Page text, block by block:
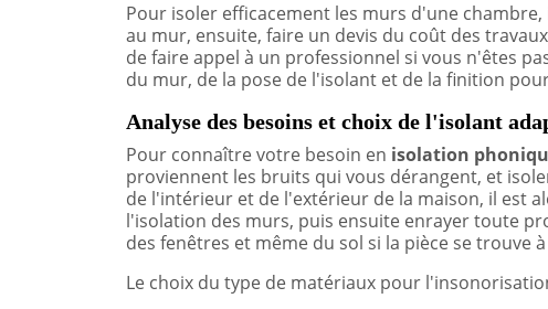
Pour isoler efficacement les murs d'une
au mur, ensuite, faire un devis du coût des
de faire appel à un professionnel si vous n'êtes
du mur, de la pose de l'isolant et de la finition
Analyse des besoins et choix de l'isolant
Pour connaître votre besoin en isolation
proviennent les bruits qui vous dérangent, et
de l'intérieur et de l'extérieur de la maison, il est
l'isolation des murs, puis ensuite enrayer toute
des fenêtres et même du sol si la pièce se trouve
Le choix du type de matériaux pour